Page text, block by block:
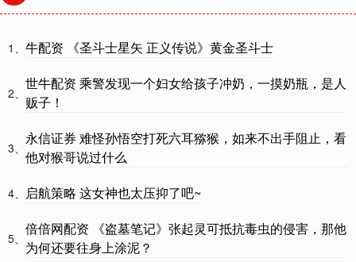
1、 牛配资 《圣斗士星矢 正义传说》黄金圣斗士
2、
世牛配资 乘警发现一个妇女给孩子冲奶，一摸奶瓶，是人
贩子！
3、
永信证券 难怪孙悟空打死六耳猕猴，如来不出手阻止，看
他对猴哥说过什么
4、 启航策略 这女神也太压抑了吧~
5、
倍倍网配资 《盗墓笔记》张起灵可抵抗毒虫的侵害，那他
为何还要往身上涂泥？